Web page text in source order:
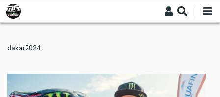
Skip
to
main
dakar2024